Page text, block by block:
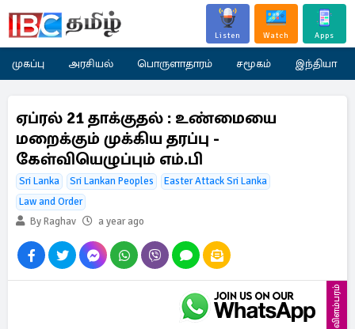
Listen Watch Apps
முகப்பு அரசியல் பொருளாதாரம் சமூகம் இந்தியா
ஏப்ரல் 21 தாக்குதல் : உண்மையை
மறைக்கும் முக்கிய தரப்பு -
கேள்வியெழுப்பும் எம்.பி
Sri Lanka Sri Lankan Peoples
Easter Attack Sri Lanka
Law and Order
By Raghav
a year ago
விளம்பரம்